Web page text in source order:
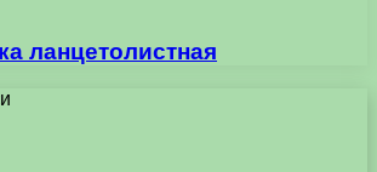
ланцетолистная